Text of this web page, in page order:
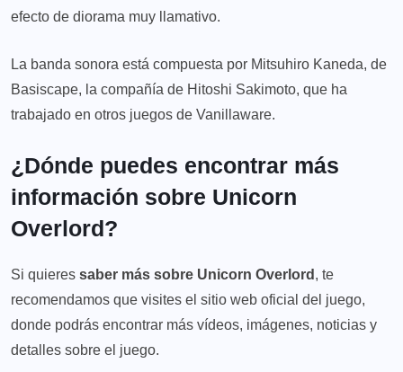
efecto de diorama muy llamativo.
La banda sonora está compuesta por Mitsuhiro Kaneda, de
Basiscape, la compañía de Hitoshi Sakimoto, que ha
trabajado en otros juegos de Vanillaware.
¿Dónde puedes encontrar más
información sobre Unicorn
Overlord?
Si quieres saber más sobre Unicorn Overlord , te
recomendamos que visites el sitio web oficial del juego,
donde podrás encontrar más vídeos, imágenes, noticias y
detalles sobre el juego.